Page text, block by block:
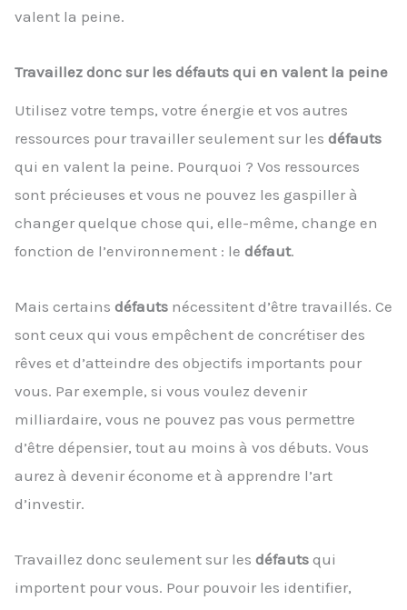
valent la peine.
Travaillez donc sur les défauts qui en valent la peine
Utilisez votre temps, votre énergie et vos autres
ressources pour travailler seulement sur les défauts
qui en valent la peine. Pourquoi ? Vos ressources
sont précieuses et vous ne pouvez les gaspiller à
changer quelque chose qui, elle-même, change en
fonction de l’environnement : le défaut.
Mais certains défauts nécessitent d’être travaillés. Ce
sont ceux qui vous empêchent de concrétiser des
rêves et d’atteindre des objectifs importants pour
vous. Par exemple, si vous voulez devenir
milliardaire, vous ne pouvez pas vous permettre
d’être dépensier, tout au moins à vos débuts. Vous
aurez à devenir économe et à apprendre l’art
d’investir.
Travaillez donc seulement sur les défauts qui
importent pour vous. Pour pouvoir les identifier,